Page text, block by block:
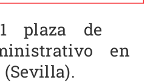
1 plaza de
en